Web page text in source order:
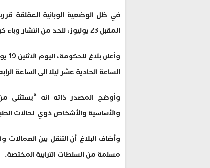
في ظل الوضعية الوبائية المقلقة
المقبل 23 يوليوز، للحد من انتشار وباء كورونا المستجد.
الساعة الحادية عشر ليلا إلى الساعة
وأوضح المصدر ذاته أنه “يستثنى
والأساسية والأشخاص ذوي الحالات
وأضاف البلاغ أن التنقل بين العمالات
مسلمة من السلطات الترابية المختصة.